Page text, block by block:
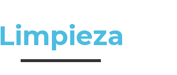
Limpieza